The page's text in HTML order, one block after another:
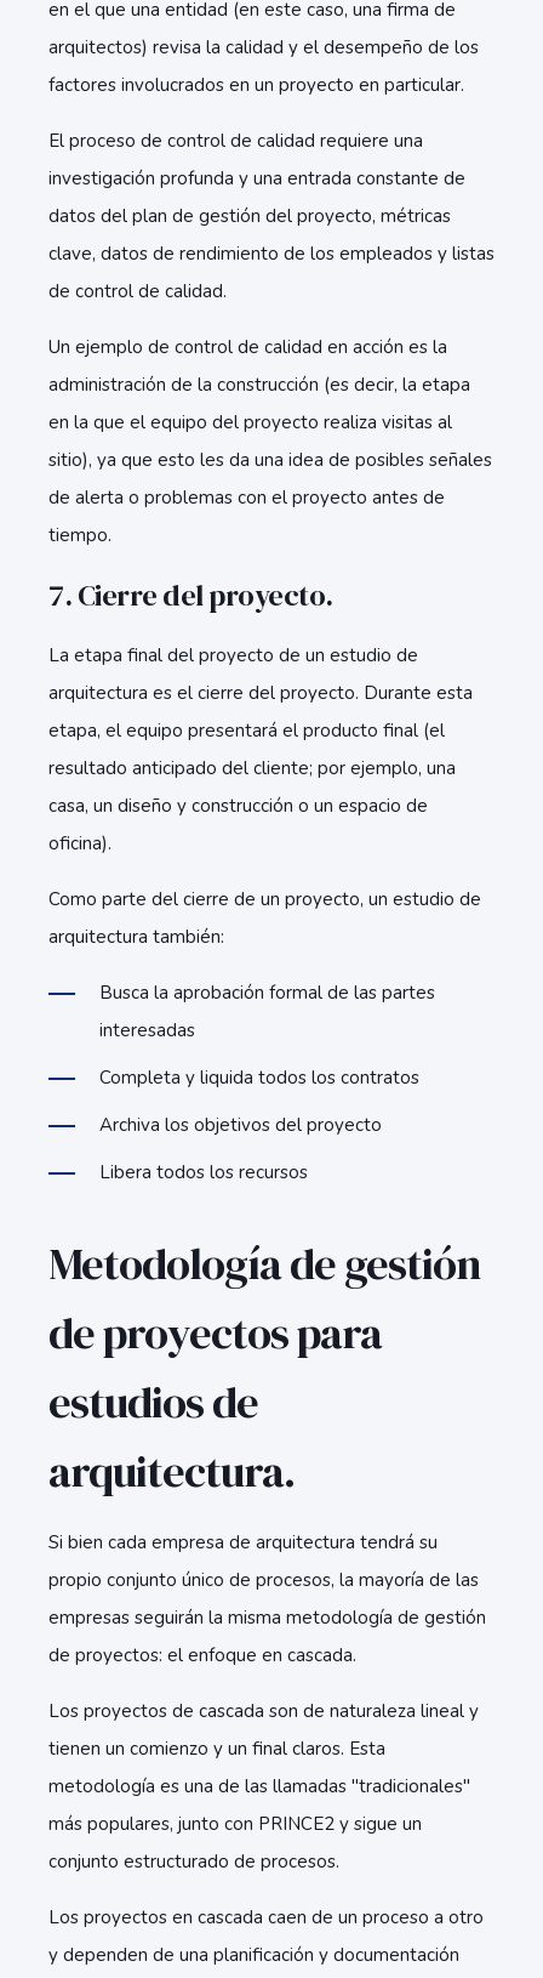
en el que una entidad (en este caso, una firma de
arquitectos) revisa la calidad y el desempeño de los
factores involucrados en un proyecto en particular.
El proceso de control de calidad requiere una
investigación profunda y una entrada constante de
datos del plan de gestión del proyecto, métricas
clave, datos de rendimiento de los empleados y listas
de control de calidad.
Un ejemplo de control de calidad en acción es la
administración de la construcción (es decir, la etapa
en la que el equipo del proyecto realiza visitas al
sitio), ya que esto les da una idea de posibles señales
de alerta o problemas con el proyecto antes de
tiempo.
7. Cierre del proyecto.
La etapa final del proyecto de un estudio de
arquitectura es el cierre del proyecto. Durante esta
etapa, el equipo presentará el producto final (el
resultado anticipado del cliente; por ejemplo, una
casa, un diseño y construcción o un espacio de
oficina).
Como parte del cierre de un proyecto, un estudio de
arquitectura también:
Busca la aprobación formal de las partes
interesadas
Completa y liquida todos los contratos
Archiva los objetivos del proyecto
Libera todos los recursos
Metodología de gestión
de proyectos para
estudios de
arquitectura.
Si bien cada empresa de arquitectura tendrá su
propio conjunto único de procesos, la mayoría de las
empresas seguirán la misma metodología de gestión
de proyectos: el enfoque en cascada.
Los proyectos de cascada son de naturaleza lineal y
tienen un comienzo y un final claros. Esta
metodología es una de las llamadas "tradicionales"
más populares, junto con PRINCE2 y sigue un
conjunto estructurado de procesos.
Los proyectos en cascada caen de un proceso a otro
y dependen de una planificación y documentación